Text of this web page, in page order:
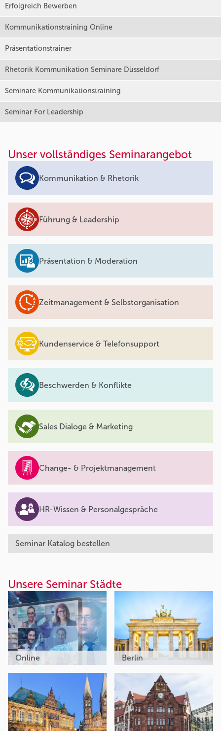
Erfolgreich Bewerben
Kommunikationstraining Online
Präsentationstrainer
Rhetorik Kommunikation Seminare Düsseldorf
Seminare Kommunikationstraining
Seminar For Leadership
Unser vollständiges Seminarangebot
Kommunikation & Rhetorik
Führung & Leadership
Präsentation & Moderation
Zeitmanagement & Selbstorganisation
Kundenservice & Telefonsupport
Beschwerden & Konflikte
Sales Dialoge & Marketing
Change- & Projektmanagement
HR-Wissen & Personalgespräche
Seminar Katalog bestellen
Unsere Seminar Städte
Online Berlin